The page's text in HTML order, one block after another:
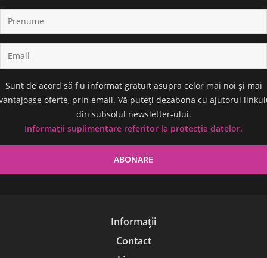
Sunt de acord să fiu informat gratuit asupra celor mai noi și mai
oferte, prin email. Vă puteți dezabona cu ajutorul
din subsolul newsletter-ului.
Informații suplimentare referitor la protecția datelor.
Informații
Contact